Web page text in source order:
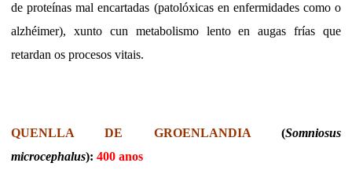
de proteínas mal encartadas (patolóxicas en enfermidades como o
alzhéimer), xunto cun metabolismo lento en augas frías que
retardan os procesos vitais.
QUENLLA DE GROENLANDIA(Somniosus
microcephalus): 400 anos